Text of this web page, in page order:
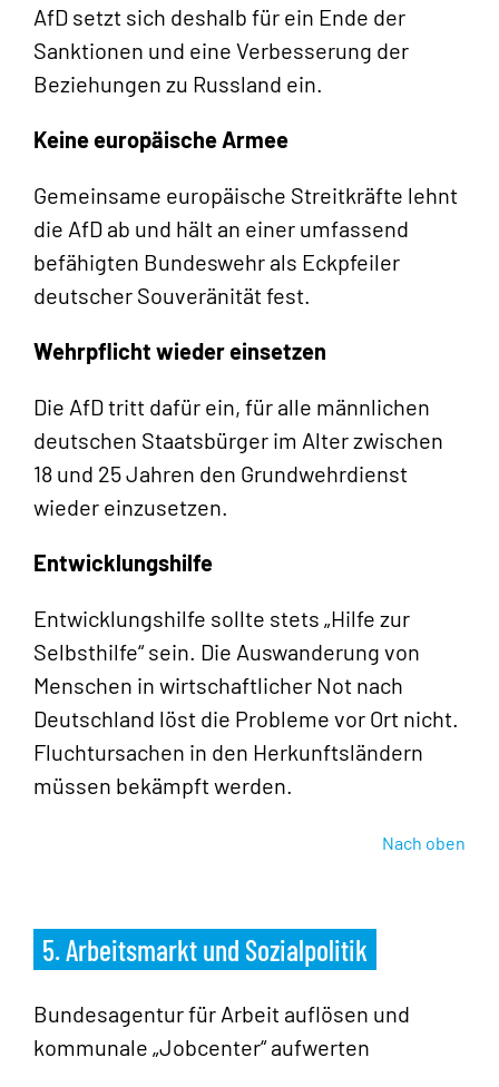
AfD setzt sich deshalb für ein Ende der
Sanktionen und eine Verbesserung der
Beziehungen zu Russland ein.
Keine europäische Armee
Gemeinsame europäische Streitkräfte lehnt
die AfD ab und hält an einer umfassend
befähigten Bundeswehr als Eckpfeiler
deutscher Souveränität fest.
Wehrpflicht wieder einsetzen
Die AfD tritt dafür ein, für alle männlichen
deutschen Staatsbürger im Alter zwischen
18 und 25 Jahren den Grundwehrdienst
wieder einzusetzen.
Entwicklungshilfe
Entwicklungshilfe sollte stets „Hilfe zur
Selbsthilfe“ sein. Die Auswanderung von
Menschen in wirtschaftlicher Not nach
Deutschland löst die Probleme vor Ort nicht.
Fluchtursachen in den Herkunftsländern
müssen bekämpft werden.
Nach oben
5. Arbeitsmarkt und Sozialpolitik
Bundesagentur für Arbeit auflösen und
kommunale „Jobcenter“ aufwerten